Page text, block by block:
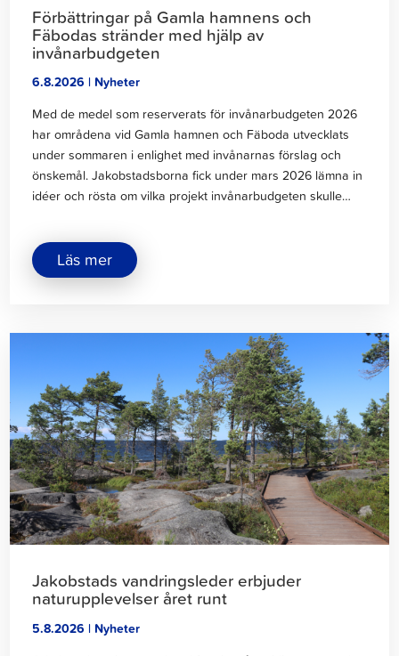
Förbättringar på Gamla hamnens och
Fäbodas stränder med hjälp av
invånarbudgeten
6.8.2026 | Nyheter
Med de medel som reserverats för invånarbudgeten 2026
har områdena vid Gamla hamnen och Fäboda utvecklats
under sommaren i enlighet med invånarnas förslag och
önskemål. Jakobstadsborna fick under mars 2026 lämna in
idéer och rösta om vilka projekt invånarbudgeten skulle…
Läs merom
"Förbättringar
och
stränder
med
hjälp
av
invånarbudgeten"
läsa
artikeln
Jakobstads vandringsleder erbjuder
naturupplevelser året runt
5.8.2026 | Nyheter